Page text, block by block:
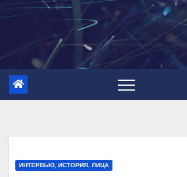
ИНТЕРВЬЮ, ИСТОРИЯ, ЛИЦА